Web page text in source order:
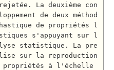
La deuxième con
de deux méthod
de propriétés l
s'appuyant sur l
statistique. La pre
sur la reproduction
à l'échelle